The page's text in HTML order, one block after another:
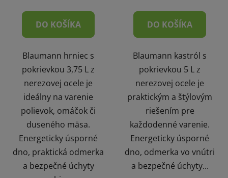
DO KOŠÍKA
Blaumann hrniec s
pokrievkou 3,75 L z
nerezovej ocele je
ideálny na varenie
polievok, omáčok či
duseného mäsa.
Energeticky úsporné
dno, praktická odmerka
a bezpečné úchyty
DO KOŠÍKA
Blaumann kastról s
pokrievkou 5 L z
nerezovej ocele je
praktickým a štýlovým
riešením pre
každodenné varenie.
Energeticky úsporné
dno, odmerka vo vnútri
a bezpečné úchyty...